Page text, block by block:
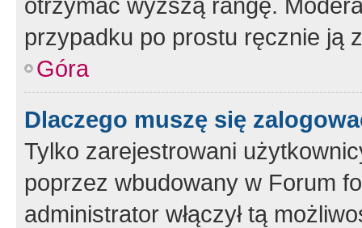
przypadku po prostu ręcznie ją
Góra
Dlaczego muszę się
Tylko zarejestrowani
poprzez wbudowany w Forum
administrator włączył tą